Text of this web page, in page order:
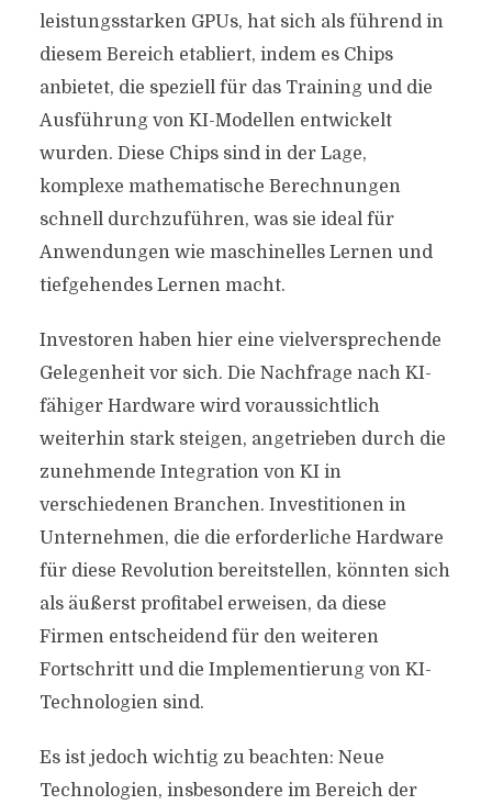
leistungsstarken GPUs, hat sich als führend in
diesem Bereich etabliert, indem es Chips
anbietet, die speziell für das Training und die
Ausführung von KI-Modellen entwickelt
wurden. Diese Chips sind in der Lage,
komplexe mathematische Berechnungen
schnell durchzuführen, was sie ideal für
Anwendungen wie maschinelles Lernen und
tiefgehendes Lernen macht.
Investoren haben hier eine vielversprechende
Gelegenheit vor sich. Die Nachfrage nach KI-
fähiger Hardware wird voraussichtlich
weiterhin stark steigen, angetrieben durch die
zunehmende Integration von KI in
verschiedenen Branchen. Investitionen in
Unternehmen, die die erforderliche Hardware
für diese Revolution bereitstellen, könnten sich
als äußerst profitabel erweisen, da diese
Firmen entscheidend für den weiteren
Fortschritt und die Implementierung von KI-
Technologien sind.
Es ist jedoch wichtig zu beachten: Neue
Technologien, insbesondere im Bereich der